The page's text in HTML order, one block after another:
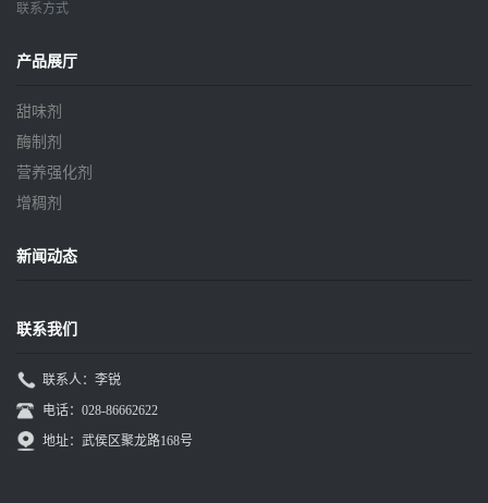
联系方式
产品展厅
甜味剂
酶制剂
营养强化剂
增稠剂
新闻动态
联系我们
联系人：李锐
电话：028-86662622
地址：武侯区聚龙路168号